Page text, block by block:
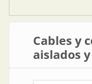
Cables y
aislados